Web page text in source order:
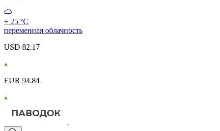
+ 25 °С
переменная облачность
USD 82.17
EUR 94.84